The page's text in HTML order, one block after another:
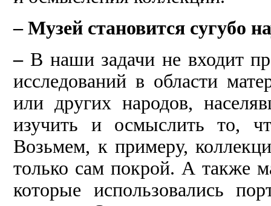
– Музей становится сугубо
– В наши задачи не входит
исследований в области
или других народов,
изучить и осмыслить то,
Возьмем, к примеру,
только сам покрой. А также
которые использовались